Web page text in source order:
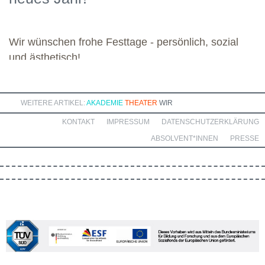
Wir wünschen frohe Festtage - persönlich, sozial
und ästhetisch!
WEITERE ARTIKEL: AKADEMIE THEATER WIR
DATENSCHUTZERKLÄRUNG
IMPRESSUM
KONTAKT
PRESSE
ABSOLVENT*INNEN